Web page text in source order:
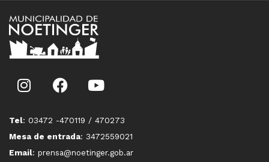
Tel: 03472 -470119 / 470273
Mesa de entrada: 3472559021
Email: prensa@noetinger.gob.ar